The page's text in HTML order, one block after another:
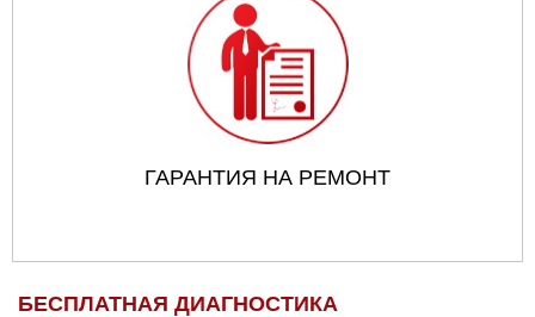
ГАРАНТИЯ НА РЕМОНТ
БЕСПЛАТНАЯ ДИАГНОСТИКА